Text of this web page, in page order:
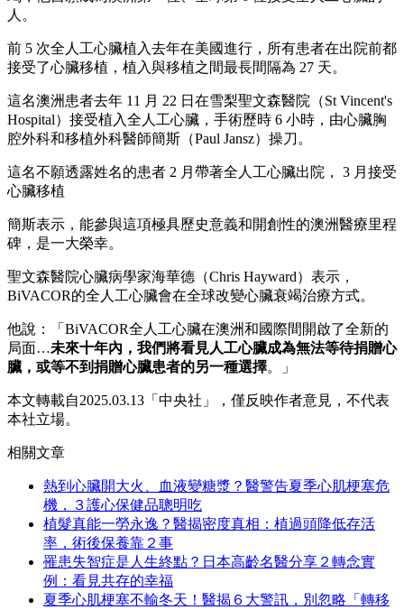
人。
前 5 次全人工心臟植入去年在美國進行，所有患者在出院前都
接受了心臟移植，植入與移植之間最長間隔為 27 天。
這名澳洲患者去年 11 月 22 日在雪梨聖文森醫院（St Vincent's
Hospital）接受植入全人工心臟，手術歷時 6 小時，由心臟胸
腔外科和移植外科醫師簡斯（Paul Jansz）操刀。
這名不願透露姓名的患者 2 月帶著全人工心臟出院， 3 月接受
心臟移植
簡斯表示，能參與這項極具歷史意義和開創性的澳洲醫療里程
碑，是一大榮幸。
聖文森醫院心臟病學家海華德（Chris Hayward）表示，
BiVACOR的全人工心臟會在全球改變心臟衰竭治療方式。
他說：「BiVACOR全人工心臟在澳洲和國際間開啟了全新的
局面…未來十年內，我們將看見人工心臟成為無法等待捐贈心
臟，或等不到捐贈心臟患者的另一種選擇。」
本文轉載自2025.03.13「中央社」，僅反映作者意見，不代表
本社立場。
相關文章
熱到心臟開大火、血液變糖漿？醫警告夏季心肌梗塞危
機，３護心保健品聰明吃
植髮真能一勞永逸？醫揭密度真相：植過頭降低存活
率，術後保養靠２事
罹患失智症是人生終點？日本高齡名醫分享２轉念實
例：看見共存的幸福
夏季心肌梗塞不輸冬天！醫揭６大警訊，別忽略「轉移